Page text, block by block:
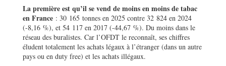
La première est qu’il se vend de moins en moins de tabac
en France : 30 165 tonnes en 2025 contre 32 824 en 2024
(-8,16 %), et 54 117 en 2017 (-44,67 %). Du moins dans le
réseau des buralistes. Car l’OFDT le reconnaît, ses chiffres
éludent totalement les achats légaux à l’étranger (dans un autre
pays ou en duty free) et les achats illégaux.